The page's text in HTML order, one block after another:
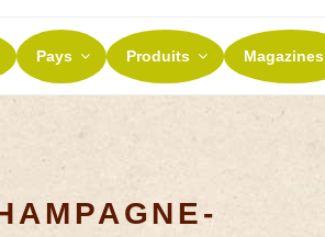
ET TERROIRS
terroirs
Pays Produits Magazines